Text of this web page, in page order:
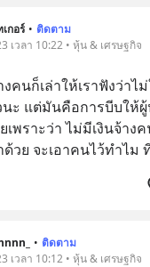
กอร์ • ติดตาม
เวลา 10:22 • หุ้น & เศรษฐกิจ
คนก็เล่าให้เราฟังว่าไ
นะ แต่มันคือการบีบให้
พราะว่า ไม่มีเงินจ้างค
วย จะเอาคนไว้ทำไม
• ติดตาม
เวลา 10:12 • หุ้น & เศรษฐกิจ